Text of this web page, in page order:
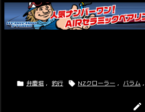
 弁慶堀 , 釣行  NZクローラー , バラム ,
